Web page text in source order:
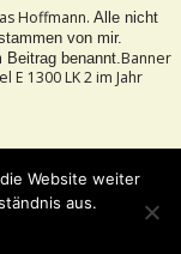
Hoffmann. Alle nicht
von mir.
benannt. Banner
E 1300 LK 2 im Jahr
Website weiter
aus.